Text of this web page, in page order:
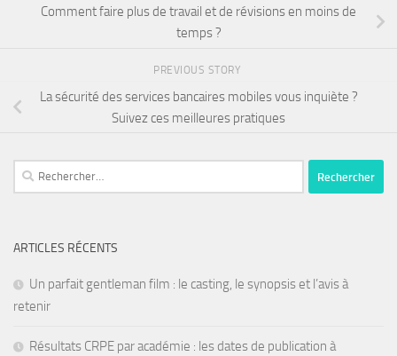
Comment faire plus de travail et de révisions en moins de
temps ?
PREVIOUS STORY
La sécurité des services bancaires mobiles vous inquiète ?
Suivez ces meilleures pratiques
ARTICLES RÉCENTS
Un parfait gentleman film : le casting, le synopsis et l’avis à
retenir
Résultats CRPE par académie : les dates de publication à